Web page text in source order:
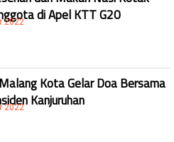
di Apel KTT G20
2022
Kota Gelar Doa Bersama
Kanjuruhan
2022